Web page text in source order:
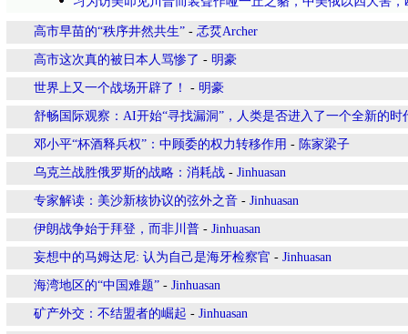
高市早苗的“秩序井然共生” - 孞烎Archer
高市这次真的被日本人骂惨了 - 明豪
世界上又一个战场开辟了！ - 明豪
舒畅国际观察：AI开始“寻找漏洞”，人类是否进入了一个全新的时
邓小平“杯酒释兵权”：中顾委的权力转移作用 - 陈家梁子
乌克兰战胜俄罗斯的战略：消耗战 - Jinhuasan
专家解读：美沙新核协议的弦外之音 - Jinhuasan
伊朗战争始于拜登，而非川普 - Jinhuasan
妄想中的马姆达尼: 认为自己是海牙检察官 - Jinhuasan
海湾地区的“中国难题” - Jinhuasan
矿产外交：不结盟者的崛起 - Jinhuasan